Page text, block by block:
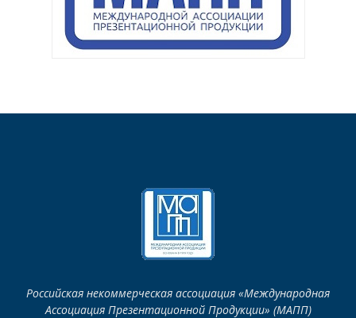
Российская некоммерческая ассоциация «Международная
Ассоциация Презентационной Продукции» (МАПП)